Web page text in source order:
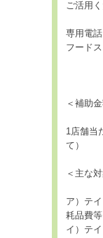
ご活用く
専用電
フード
＜補助
1店舗当
て）
＜主な
ア）テ
耗品費
イ）テ